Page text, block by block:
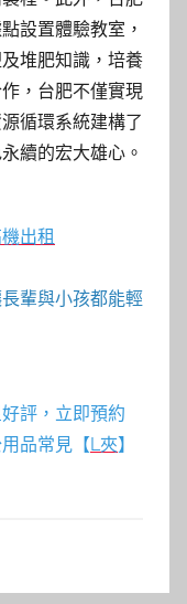
設置體驗教室，
堆肥知識，培養
，台肥不僅實現
循環系統建構了
續的宏大雄心。
出租
輩與小孩都能輕
評，立即預約
品常見【L夾】